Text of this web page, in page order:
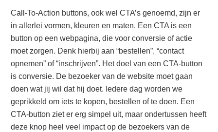
Call-To-Action buttons, ook wel CTA’s genoemd, zijn er
in allerlei vormen, kleuren en maten. Een CTA is een
button op een webpagina, die voor conversie of actie
moet zorgen. Denk hierbij aan “bestellen”, “contact
opnemen” of “inschrijven”. Het doel van een CTA-button
is conversie. De bezoeker van de website moet gaan
doen wat jij wil dat hij doet. Iedere dag worden we
geprikkeld om iets te kopen, bestellen of te doen. Een
CTA-button ziet er erg simpel uit, maar ondertussen heeft
deze knop heel veel impact op de bezoekers van de